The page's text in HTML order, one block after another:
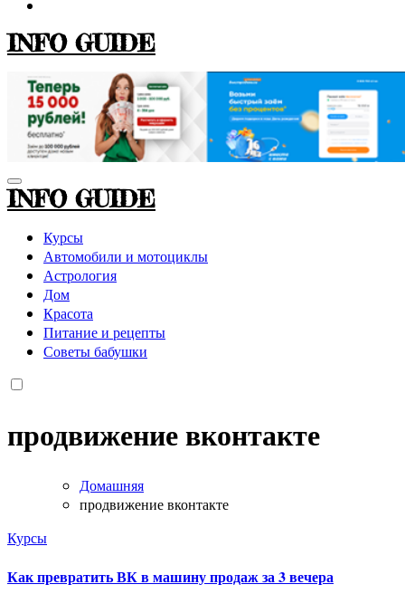
INFO GUIDE
INFO GUIDE
Курсы
Автомобили и мотоциклы
Астрология
Дом
Красота
Питание и рецепты
Советы бабушки
продвижение вконтакте
Домашняя
продвижение вконтакте
Курсы
Как превратить ВК в машину продаж за 3 вечера